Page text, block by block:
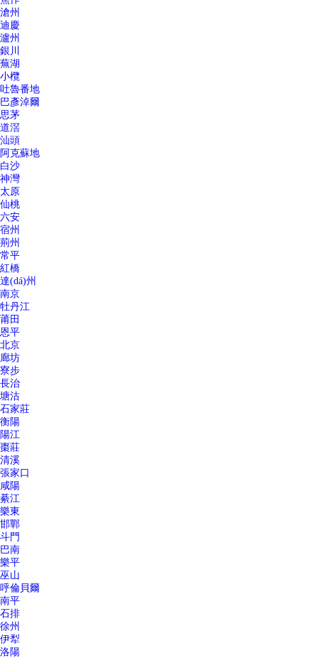
滄州
迪慶
瀘州
銀川
蕪湖
小欖
吐魯番地
巴彥淖爾
思茅
道滘
汕頭
阿克蘇地
白沙
神灣
太原
仙桃
六安
宿州
荊州
常平
紅橋
達(dá)州
南京
牡丹江
莆田
恩平
北京
廊坊
寮步
長治
塘沽
石家莊
衡陽
陽江
棗莊
清溪
張家口
咸陽
綦江
樂東
邯鄲
斗門
巴南
樂平
巫山
呼倫貝爾
南平
石排
徐州
伊犁
洛陽